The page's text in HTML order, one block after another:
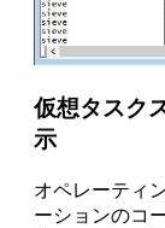
仮想タスク
示
オペレーティ
ーションのコ